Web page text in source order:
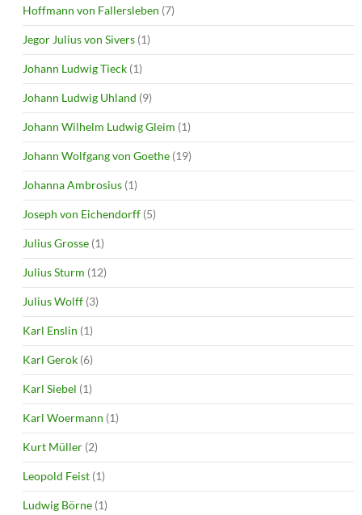
Hoffmann von Fallersleben (7)
Jegor Julius von Sivers (1)
Johann Ludwig Tieck (1)
Johann Ludwig Uhland (9)
Johann Wilhelm Ludwig Gleim (1)
Johann Wolfgang von Goethe (19)
Johanna Ambrosius (1)
Joseph von Eichendorff (5)
Julius Grosse (1)
Julius Sturm (12)
Julius Wolff (3)
Karl Enslin (1)
Karl Gerok (6)
Karl Siebel (1)
Karl Woermann (1)
Kurt Müller (2)
Leopold Feist (1)
Ludwig Börne (1)